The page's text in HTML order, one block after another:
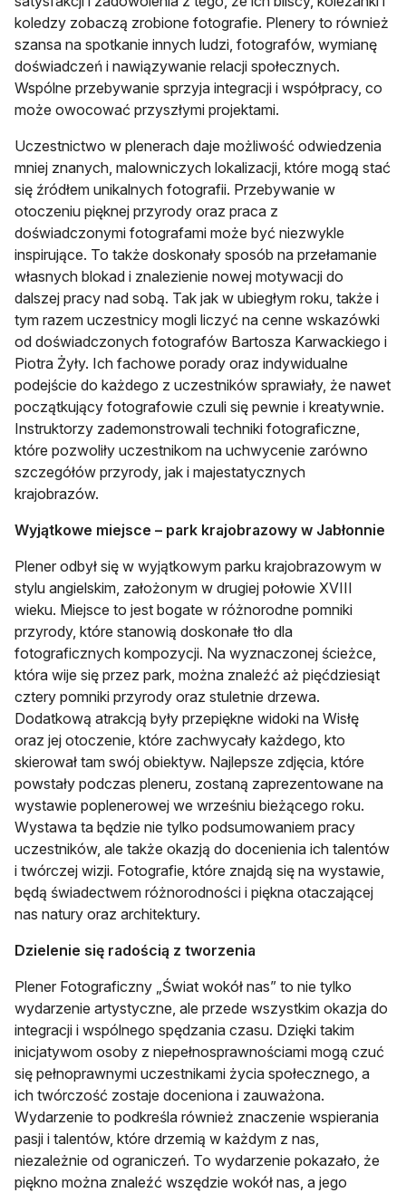
koledzy zobaczą zrobione fotografie. Plenery to również
szansa na spotkanie innych ludzi, fotografów, wymianę
doświadczeń i nawiązywanie relacji społecznych.
Wspólne przebywanie sprzyja integracji i współpracy, co
może owocować przyszłymi projektami.
Uczestnictwo w plenerach daje możliwość odwiedzenia
mniej znanych, malowniczych lokalizacji, które mogą stać
się źródłem unikalnych fotografii. Przebywanie w
otoczeniu pięknej przyrody oraz praca z
doświadczonymi fotografami może być niezwykle
inspirujące. To także doskonały sposób na przełamanie
własnych blokad i znalezienie nowej motywacji do
dalszej pracy nad sobą. Tak jak w ubiegłym roku, także i
tym razem uczestnicy mogli liczyć na cenne wskazówki
od doświadczonych fotografów Bartosza Karwackiego i
Piotra Żyły. Ich fachowe porady oraz indywidualne
podejście do każdego z uczestników sprawiały, że nawet
początkujący fotografowie czuli się pewnie i kreatywnie.
Instruktorzy zademonstrowali techniki fotograficzne,
które pozwoliły uczestnikom na uchwycenie zarówno
szczegółów przyrody, jak i majestatycznych
krajobrazów.
Wyjątkowe miejsce – park krajobrazowy w Jabłonnie
Plener odbył się w wyjątkowym parku krajobrazowym w
stylu angielskim, założonym w drugiej połowie XVIII
wieku. Miejsce to jest bogate w różnorodne pomniki
przyrody, które stanowią doskonałe tło dla
fotograficznych kompozycji. Na wyznaczonej ścieżce,
która wije się przez park, można znaleźć aż pięćdziesiąt
cztery pomniki przyrody oraz stuletnie drzewa.
Dodatkową atrakcją były przepiękne widoki na Wisłę
oraz jej otoczenie, które zachwycały każdego, kto
skierował tam swój obiektyw. Najlepsze zdjęcia, które
powstały podczas pleneru, zostaną zaprezentowane na
wystawie poplenerowej we wrześniu bieżącego roku.
Wystawa ta będzie nie tylko podsumowaniem pracy
uczestników, ale także okazją do docenienia ich talentów
i twórczej wizji. Fotografie, które znajdą się na wystawie,
będą świadectwem różnorodności i piękna otaczającej
nas natury oraz architektury.
Dzielenie się radością z tworzenia
Plener Fotograficzny „Świat wokół nas” to nie tylko
wydarzenie artystyczne, ale przede wszystkim okazja do
integracji i wspólnego spędzania czasu. Dzięki takim
inicjatywom osoby z niepełnosprawnościami mogą czuć
się pełnoprawnymi uczestnikami życia społecznego, a
ich twórczość zostaje doceniona i zauważona.
Wydarzenie to podkreśla również znaczenie wspierania
pasji i talentów, które drzemią w każdym z nas,
niezależnie od ograniczeń. To wydarzenie pokazało, że
piękno można znaleźć wszędzie wokół nas, a jego